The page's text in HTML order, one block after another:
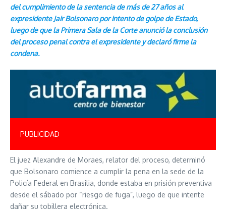
del cumplimiento de la sentencia de más de 27 años al
expresidente Jair Bolsonaro por intento de golpe de Estado,
luego de que la Primera Sala de la Corte anunció la conclusión
del proceso penal contra el expresidente y declaró firme la
condena.
PUBLICIDAD
El juez Alexandre de Moraes, relator del proceso, determinó
que Bolsonaro comience a cumplir la pena en la sede de la
Policía Federal en Brasilia, donde estaba en prisión preventiva
desde el sábado por “riesgo de fuga”, luego de que intente
dañar su tobillera electrónica.